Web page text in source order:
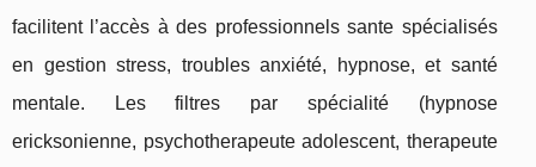
facilitent l’accès à des professionnels sante spécialisés
en gestion stress, troubles anxiété, hypnose, et santé
mentale. Les filtres par spécialité (hypnose
ericksonienne, psychotherapeute adolescent, therapeute